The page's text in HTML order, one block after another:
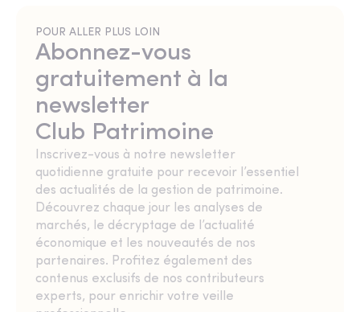
POUR ALLER PLUS LOIN
Abonnez-vous
gratuitement à la
newsletter
Club Patrimoine
Inscrivez-vous à notre newsletter
quotidienne gratuite pour recevoir l’essentiel
des actualités de la gestion de patrimoine.
Découvrez chaque jour les analyses de
marchés, le décryptage de l’actualité
économique et les nouveautés de nos
partenaires. Profitez également des
contenus exclusifs de nos contributeurs
experts, pour enrichir votre veille